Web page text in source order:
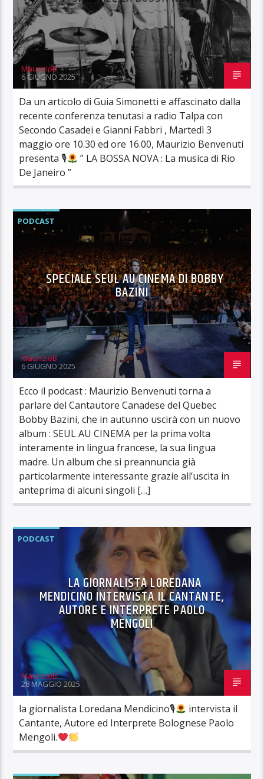
MaurizioB
6 GIUGNO 2025
Da un articolo di Guia Simonetti e affascinato dalla
recente conferenza tenutasi a radio Talpa con
Secondo Casadei e Gianni Fabbri , Martedì 3
maggio ore 10.30 ed ore 16.00, Maurizio Benvenuti
presenta 🎙
” LA BOSSA NOVA : La musica di Rio
De Janeiro ”
PODCAST
SPECIALE SEUL AU CINEMA DI BOBBY
BAZINI
MaurizioB
6 GIUGNO 2025
Ecco il podcast : Maurizio Benvenuti torna a
parlare del Cantautore Canadese del Quebec
Bobby Bazini, che in autunno uscirà con un nuovo
album : SEUL AU CINEMA per la prima volta
interamente in lingua francese, la sua lingua
madre. Un album che si preannuncia già
particolarmente interessante grazie all’uscita in
anteprima di alcuni singoli […]
PODCAST
LA GIORNALISTA LOREDANA
MENDICINO INTERVISTA IL CANTANTE,
AUTORE E INTERPRETE PAOLO
MENGOLI
MaurizioB
28 MAGGIO 2025
la giornalista Loredana Mendicino🎙
intervista il
Cantante, Autore ed Interprete Bolognese Paolo
Mengoli.